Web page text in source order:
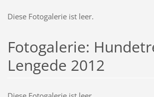
Diese Fotogalerie ist leer.
Fotogalerie:
Lengede 2012